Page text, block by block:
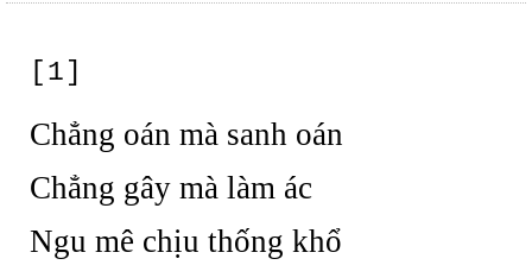
[1]
Chẳng oán mà sanh oán
Chẳng gây mà làm ác
Ngu mê chịu thống khổ